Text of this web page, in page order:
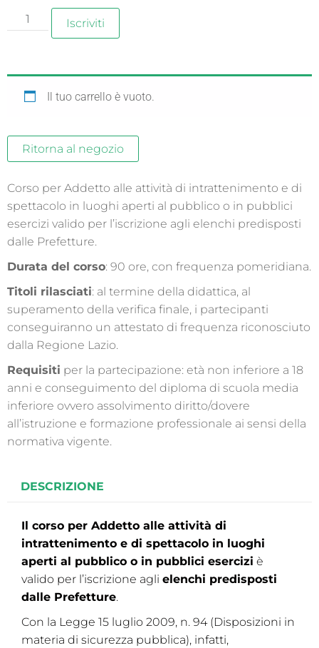
Iscriviti
Il tuo carrello è vuoto.
Ritorna al negozio
Corso per Addetto alle attività di intrattenimento e di
spettacolo in luoghi aperti al pubblico o in pubblici
esercizi valido per l’iscrizione agli elenchi predisposti
dalle Prefetture.
Durata del corso: 90 ore, con frequenza pomeridiana.
Titoli rilasciati: al termine della didattica, al
superamento della verifica finale, i partecipanti
conseguiranno un attestato di frequenza riconosciuto
dalla Regione Lazio.
Requisiti per la partecipazione: età non inferiore a 18
anni e conseguimento del diploma di scuola media
inferiore ovvero assolvimento diritto/dovere
all’istruzione e formazione professionale ai sensi della
normativa vigente.
DESCRIZIONE
Il corso per Addetto alle attività di
intrattenimento e di spettacolo in luoghi
aperti al pubblico o in pubblici esercizi è
valido per l’iscrizione agli elenchi predisposti
dalle Prefetture.
Con la Legge 15 luglio 2009, n. 94 (Disposizioni in
materia di sicurezza pubblica), infatti,